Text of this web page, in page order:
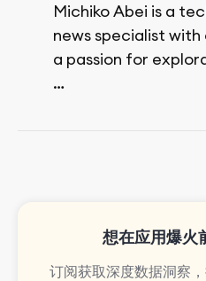
Michiko Abei is a
news specialist with
a passion for
想在应用爆火
订阅获取深度数据洞察